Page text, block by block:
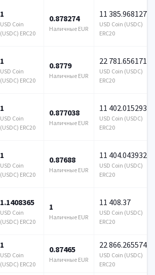
1
USD Coin
(USDC) ERC20
0.878274
Наличные EUR
11 385.968127
USD Coin (USDC)
ERC20
1
USD Coin
(USDC) ERC20
0.8779
Наличные EUR
22 781.656171
USD Coin (USDC)
ERC20
1
USD Coin
(USDC) ERC20
0.877038
Наличные EUR
11 402.015293
USD Coin (USDC)
ERC20
1
USD Coin
(USDC) ERC20
0.87688
Наличные EUR
11 404.043932
USD Coin (USDC)
ERC20
1.1408365
USD Coin
(USDC) ERC20
1
Наличные EUR
11 408.37
USD Coin (USDC)
ERC20
1
USD Coin
(USDC) ERC20
0.87465
Наличные EUR
22 866.265574
USD Coin (USDC)
ERC20